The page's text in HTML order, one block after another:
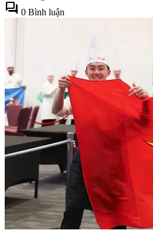
forum 0 Bình luận